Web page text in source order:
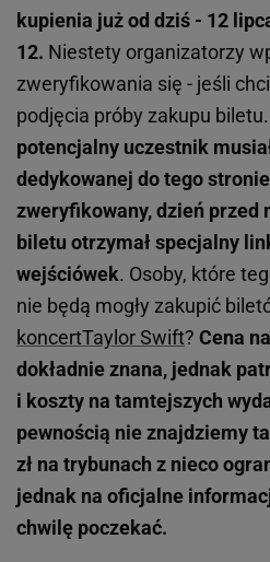
kupienia już od dziś - 12
12. Niestety organizatorzy
zweryfikowania się - jeśli
podjęcia próby zakupu biletu.
potencjalny uczestnik
dedykowanej do tego
zweryfikowany, dzień przed
biletu otrzymał specjalny
wejściówek. Osoby, które
nie będą mogły zakupić
koncertTaylor Swift? Cena
dokładnie znana, jednak
i koszty na tamtejszych
pewnością nie znajdziemy
zł na trybunach z nieco
jednak na oficjalne
chwilę poczekać.